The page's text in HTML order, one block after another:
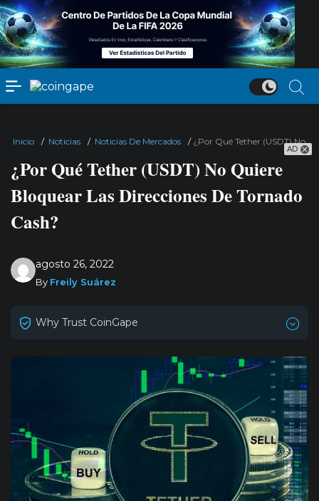
AD
Inicio / Noticias / Noticias De Mercados / ¿Por Qué Tether (USDT) No
¿Por Qué Tether (USDT) No Quiere
Bloquear Las Direcciones De Tornado
Cash?
agosto 26, 2022
By Freily Suárez
Why Trust CoinGape